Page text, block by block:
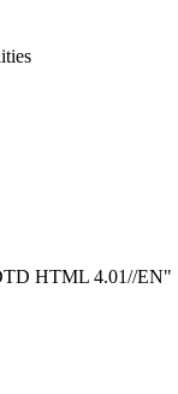
HTML 4.01//EN"